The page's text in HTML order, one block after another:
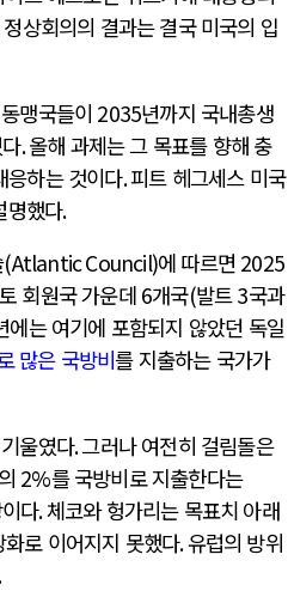
상회의의 결과는 결국 미국의 입
맹국들이 2035년까지 국내총생
.올해 과제는 그 목표를 향해 충
응하는 것이다.피트 헤그세스 미국
명했다.
(Atlantic Council)에 따르면 2025
회원국 가운데 6개국(발트3국과
에는 여기에 포함되지 않았던 독일
많은 국방비를 지출하는 국가가
울였다.그러나 여전히 걸림돌은
2%를 국방비로 지출한다는
다.체코와 헝가리는 목표치 아래
로 이어지지 못했다.유럽의 방위